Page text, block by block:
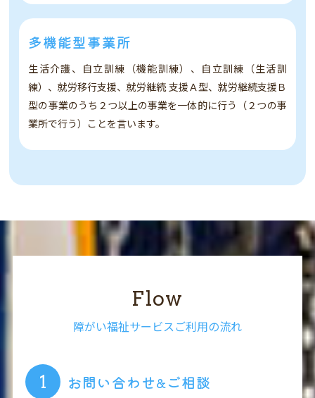
多機能型事業所
生活介護、自立訓練（機能訓練）、自立訓練（生活訓
練）、就労移行支援、就労継続 支援Ａ型、就労継続支援Ｂ
型の事業のうち２つ以上の事業を一体的に行う（２つの事
業所で行う）ことを言います。
Flow
障がい福祉サービスご利用の流れ
お問い合わせ&ご相談